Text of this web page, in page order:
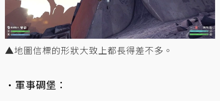
▲地圖信標的形狀大致上都長得差不多。
·軍事碉堡：